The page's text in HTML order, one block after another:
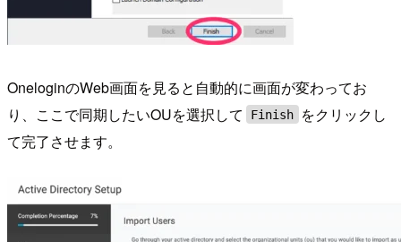
OneloginのWeb画面を見ると自動的に画面が変わってお
り、ここで同期したいOUを選択して
Finish
をクリックし
て完了させます。